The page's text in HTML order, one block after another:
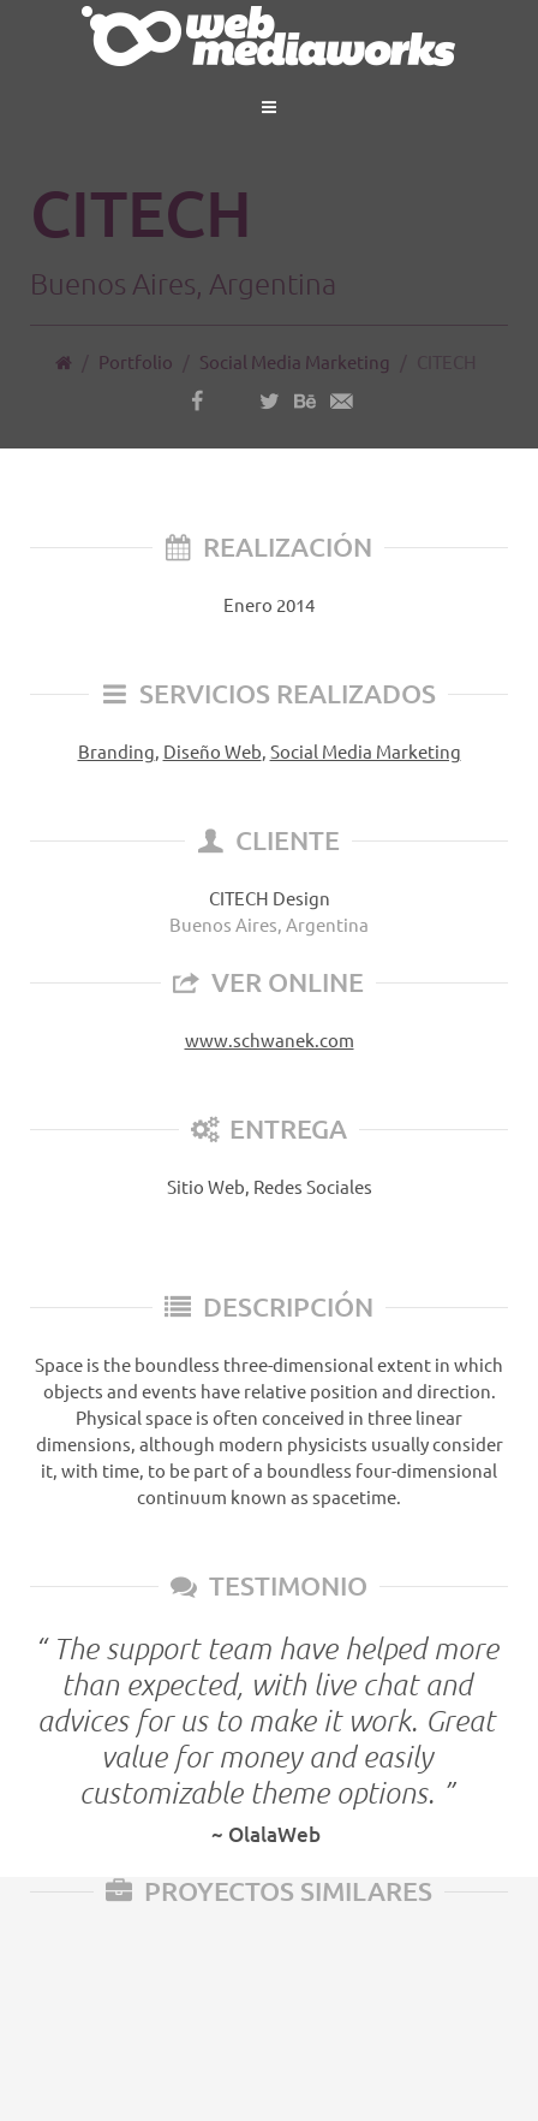
CITECH
Buenos Aires, Argentina
/ Portfolio / Social Media Marketing / CITECH
REALIZACIÓN
Enero 2014
SERVICIOS REALIZADOS
Branding, Diseño Web, Social Media Marketing
CLIENTE
CITECH Design
Buenos Aires, Argentina
VER ONLINE
www.schwanek.com
ENTREGA
Sitio Web, Redes Sociales
DESCRIPCIÓN
Space is the boundless three-dimensional extent in which
objects and events have relative position and direction.
Physical space is often conceived in three linear
dimensions, although modern physicists usually consider
it, with time, to be part of a boundless four-dimensional
continuum known as spacetime.
TESTIMONIO
“ The support team have helped more
than expected, with live chat and
advices for us to make it work. Great
value for money and easily
customizable theme options. ”
OlalaWeb
PROYECTOS SIMILARES